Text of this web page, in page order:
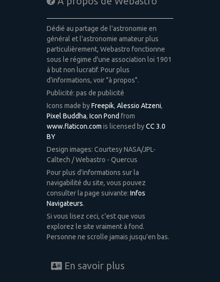
Dédié au partage de l'astronomie en
général et l'astronomie amateur plus
particulièrement, Webastro fonctionne
sous le régime d'une association loi 1901
à but non lucratif. Pour plus
d'informations, voir "à propos".
Publicité: pas de publicité
Icons made byFreepik, Alessio Atzeni,
Pixel Buddha, Icon Pond from
www.flaticon.com is licensed byCC 3.0
BY
Design images: Courtesy NASA/JPL-
Caltech / Webastro - Quercus
Pour plus d'informations sur la
navigabilité du site, vous pouvez
consulter la page suivante: Infos
Navigateurs.
Si vous lisez ceci, c'est que vous
explorez le site vraiment à fond.
Personne ne scrolle jamais jusqu'en bas.
En savoir plus